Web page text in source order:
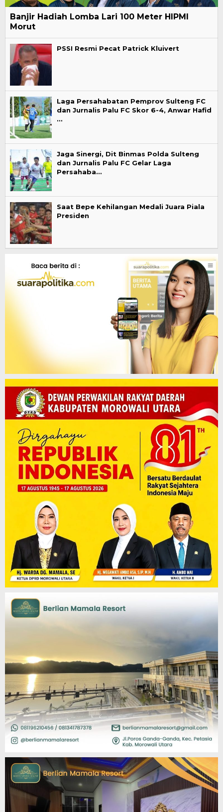
Banjir Hadiah Lomba Lari 100 Meter HIPMI
Morut
PSSI Resmi Pecat Patrick Kluivert
Laga Persahabatan Pemprov Sulteng FC
dan Jurnalis Palu FC Skor 6-4, Anwar Hafid
…
Jaga Sinergi, Dit Binmas Polda Sulteng
dan Jurnalis Palu FC Gelar Laga
Persahaba…
Saat Bepe Kehilangan Medali Juara Piala
Presiden